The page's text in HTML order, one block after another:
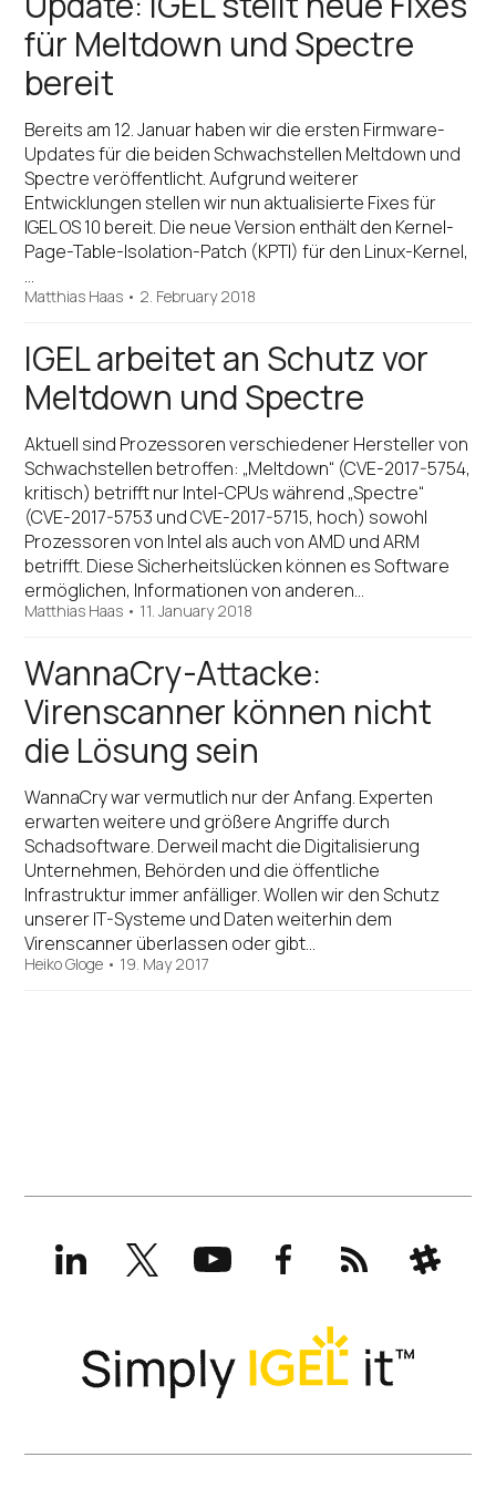
für Meltdown und Spectre
bereit
Bereits am 12. Januar haben wir die ersten Firmware-
Updates für die beiden Schwachstellen Meltdown und
Spectre veröffentlicht. Aufgrund weiterer
Entwicklungen stellen wir nun aktualisierte Fixes für
IGEL OS 10 bereit. Die neue Version enthält den Kernel-
Page-Table-Isolation-Patch (KPTI) für den Linux-Kernel,
…
Matthias Haas • 2. February 2018
IGEL arbeitet an Schutz vor
Meltdown und Spectre
Aktuell sind Prozessoren verschiedener Hersteller von
Schwachstellen betroffen: „Meltdown“ (CVE-2017-5754,
kritisch) betrifft nur Intel-CPUs während „Spectre“
(CVE-2017-5753 und CVE-2017-5715, hoch) sowohl
Prozessoren von Intel als auch von AMD und ARM
betrifft. Diese Sicherheitslücken können es Software
ermöglichen, Informationen von anderen…
Matthias Haas • 11. January 2018
WannaCry-Attacke:
Virenscanner können nicht
die Lösung sein
WannaCry war vermutlich nur der Anfang. Experten
erwarten weitere und größere Angriffe durch
Schadsoftware. Derweil macht die Digitalisierung
Unternehmen, Behörden und die öffentliche
Infrastruktur immer anfälliger. Wollen wir den Schutz
unserer IT-Systeme und Daten weiterhin dem
Virenscanner überlassen oder gibt…
Heiko Gloge • 19. May 2017
LinkedInX
(formerly
Twitter)
YouTubeFacebookRSS Slack